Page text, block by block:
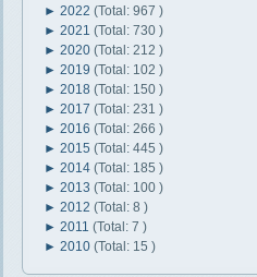
► 2022 (Total: 967 )
► 2021 (Total: 730 )
► 2020 (Total: 212 )
► 2019 (Total: 102 )
► 2018 (Total: 150 )
► 2017 (Total: 231 )
► 2016 (Total: 266 )
► 2015 (Total: 445 )
► 2014 (Total: 185 )
► 2013 (Total: 100 )
► 2012 (Total: 8 )
► 2011 (Total: 7 )
► 2010 (Total: 15 )